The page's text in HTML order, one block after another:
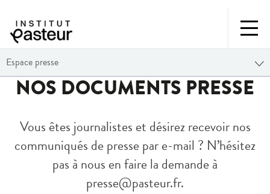
Espace presse
NOS DOCUMENTS PRESSE
Vous êtes journalistes et désirez recevoir nos
communiqués de presse par e-mail ? N’hésitez
pas à nous en faire la demande à
presse@pasteur.fr.